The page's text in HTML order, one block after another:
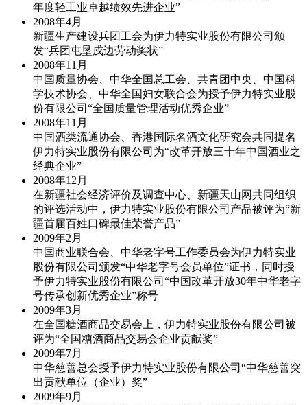
年度轻工业卓越绩效先进企业”
2008年4月
新疆生产建设兵团工会为伊力特实业股份有限公司颁
发“兵团屯垦戍边劳动奖状”
2008年11月
中国质量协会、中华全国总工会、共青团中央、中国科
学技术协会、中华全国妇女联合会为授予伊力特实业股
份有限公司“全国质量管理活动优秀企业”
2008年11月
中国酒类流通协会、香港国际名酒文化研究会共同提名
伊力特实业股份有限公司为“改革开放三十年中国酒业之
经典企业”
2008年12月
在新疆社会经济评价及调查中心、新疆天山网共同组织
的评选活动中，伊力特实业股份有限公司产品被评为“新
疆首届百姓口碑最佳荣誉产品”
2009年2月
中国商业联合会、中华老字号工作委员会为伊力特实业
股份有限公司颁发“中华老字号会员单位”证书，同时授
予伊力特实业股份有限公司“中国改革开放30年中华老字
号传承创新优秀企业”称号
2009年3月
在全国糖酒商品交易会上，伊力特实业股份有限公司被
评为“全国糖酒商品交易会企业贡献奖”
2009年7月
中华慈善总会授予伊力特实业股份有限公司“中华慈善突
出贡献单位（企业）奖”
2009年9月